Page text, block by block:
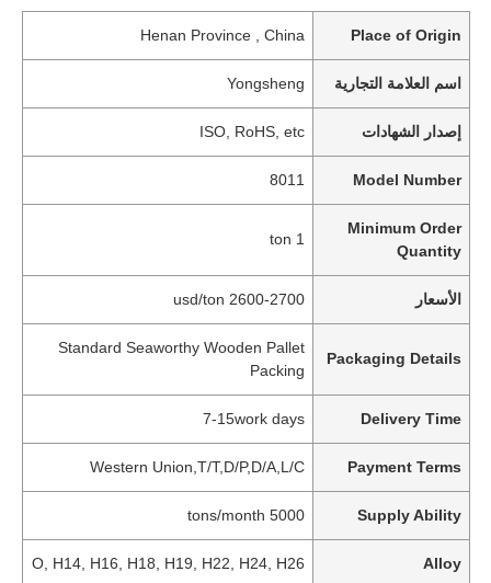
Place of Origin
Henan Province , China
اسم العلامة التجارية Yongsheng
إصدار الشهادات ISO, RoHS, etc
Model Number
8011
Minimum Order
Quantity
1 ton
الأسعار 2600-2700 usd/ton
Packaging Details
Standard Seaworthy Wooden Pallet
Packing
Delivery Time
7-15work days
Payment Terms
Western Union,T/T,D/P,D/A,L/C
Supply Ability
5000 tons/month
Alloy
O, H14, H16, H18, H19, H22, H24, H26